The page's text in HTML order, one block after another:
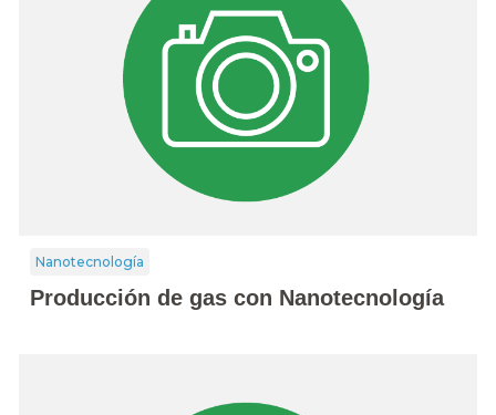
Nanotecnología
Producción de gas con Nanotecnología